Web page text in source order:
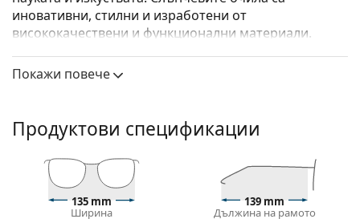
иновативни, стилни и изработени от
висококачествени и функционални материали.
Oakley BXTR OO 9280 04 39са унисекс слънчеви
очила.
виртуалното огледало на Lentiamo.
Бежовият цвят на рамката перфектно съвпада с
топли тонове на кожата и светлокафява коса.
Правоъгълните рамки за слънчеви очиласа
Покажи повече
Продуктови спецификации
135 mm
Ширина
139 mm
Дължина на рамото